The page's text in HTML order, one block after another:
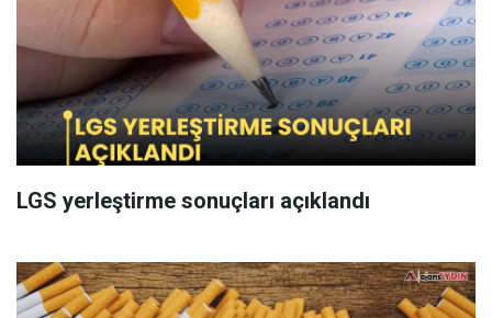
LGS yerleştirme sonuçları açıklandı